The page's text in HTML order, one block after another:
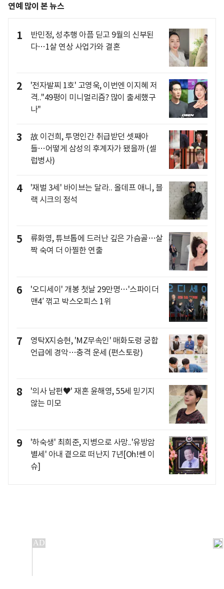
연예 많이 본 뉴스
1
반민정, 성추행 아픔 딛고 9월의 신부된
다…1살 연상 사업가와 결혼
2
'전자발찌 1호' 고영욱, 이번엔 이지혜 저
격.."49평이 미니멀리즘? 많이 출세했구
나"
3
故 이건희, 투명인간 취급받던 셋째아
들…어떻게 삼성의 후계자가 됐을까 (셀
럽병사)
4
'재벌 3세' 바이브는 달라.. 올데프 애니, 블
랙 시크의 정석
5
류화영, 튜브톱에 드러난 깊은 가슴골…살
짝 숙여 더 아찔한 연출
6
'오디세이' 개봉 첫날 29만명…'스파이더
맨4′ 꺾고 박스오피스 1위
7
영탁X지승현, 'MZ무속인' 매화도령 궁합
언급에 경악…충격 운세 (편스토랑)
8
'의사 남편♥' 재혼 윤해영, 55세 믿기지
않는 미모
9
'하숙생' 최희준, 지병으로 사망..'유방암
별세' 아내 곁으로 떠난지 7년[Oh!쎈 이
슈]